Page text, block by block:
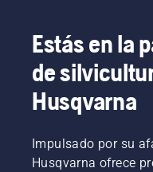
Estás en la
de
Husqvarna
Impulsado por su
Husqvarna ofrece